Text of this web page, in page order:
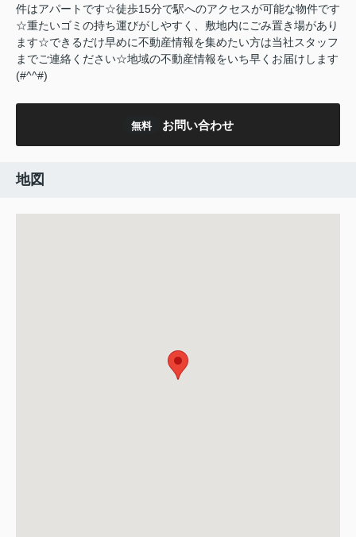
件はアパートです☆徒歩15分で駅へのアクセスが可能な物件です
☆重たいゴミの持ち運びがしやすく、敷地内にごみ置き場があり
ます☆できるだけ早めに不動産情報を集めたい方は当社スタッフ
までご連絡ください☆地域の不動産情報をいち早くお届けします
(#^^#)
無料 お問い合わせ
地図